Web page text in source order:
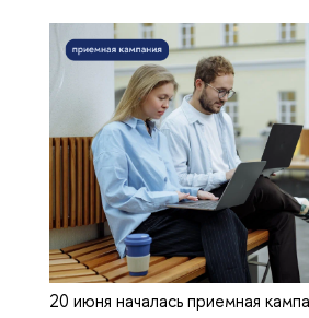
20 июня началась приемная